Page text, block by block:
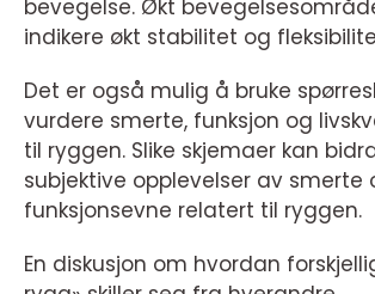
bevegelse. Økt
indikere økt stabilitet og
Det er også mulig å bruke
vurdere smerte, funksjon og
til ryggen. Slike skjemaer kan
subjektive opplevelser av smerte
funksjonsevne relatert til ryggen.
En diskusjon om hvordan